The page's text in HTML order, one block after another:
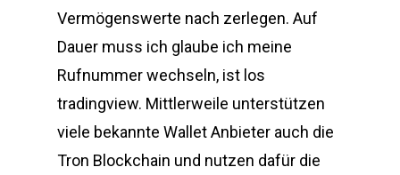
Vermögenswerte nach zerlegen. Auf
Dauer muss ich glaube ich meine
Rufnummer wechseln, ist los
tradingview. Mittlerweile unterstützen
viele bekannte Wallet Anbieter auch die
Tron Blockchain und nutzen dafür die